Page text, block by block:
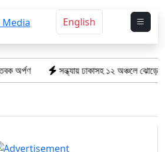
English
সন্ধ্যায় ঢাকাসহ ১২ অঞ্চলে ঝোড়ো হাওয়ার